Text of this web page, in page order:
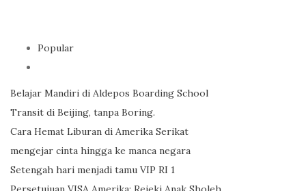
Popular
Belajar Mandiri di Aldepos Boarding School
Transit di Beijing, tanpa Boring.
Cara Hemat Liburan di Amerika Serikat
mengejar cinta hingga ke manca negara
Setengah hari menjadi tamu VIP RI 1